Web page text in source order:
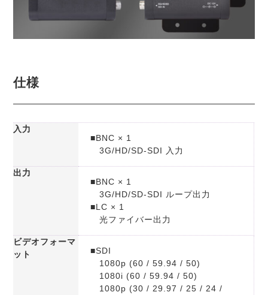
仕様
入力
■BNC × 1
3G/HD/SD-SDI 入力
出力
■BNC × 1
3G/HD/SD-SDI ループ出力
■LC × 1
光ファイバー出力
ビデオフォーマ
ット
■SDI
1080p (60 / 59.94 / 50)
1080i (60 / 59.94 / 50)
1080p (30 / 29.97 / 25 / 24 /